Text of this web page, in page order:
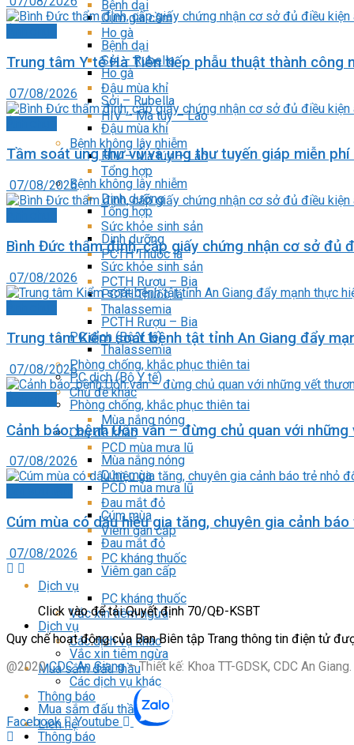
Bệnh dại
Ho gà
Sởi – Rubella
Đậu mùa khỉ
HIV – Ma túy – Lao
Bệnh không lây nhiễm
Tổng hợp
Dinh dưỡng
Sức khỏe sinh sản
PCTH Thuốc lá
PCTH Rượu – Bia
Thalassemia
PC dịch (Bộ Y tế)
Phòng chống, khắc phục thiên tai
Chủ đề khác
Mùa nắng nóng
PCD mùa mưa lũ
Cúm mùa
Đau mắt đỏ
Viêm gan cấp
PC kháng thuốc
Dịch vụ
Vắc xin tiêm ngừa
Các dịch vụ khác
Mua sắm đấu thầu
Thông báo
Liên hệ
Cúm gia cầm
Bệnh dại
Ho gà
Sởi – Rubella
Đậu mùa khỉ
HIV – Ma túy – Lao
Bệnh không lây nhiễm
Tổng hợp
Dinh dưỡng
Sức khỏe sinh sản
PCTH Thuốc lá
PCTH Rượu – Bia
Thalassemia
PC dịch (Bộ Y tế)
Phòng chống, khắc phục thiên tai
Chủ đề khác
Mùa nắng nóng
PCD mùa mưa lũ
Cúm mùa
Đau mắt đỏ
Viêm gan cấp
PC kháng thuốc
Dịch vụ
Vắc xin tiêm ngừa
Các dịch vụ khác
Mua sắm đấu thầu
Thông báo
Trung tâm Y tế Hà Tiên tiếp phẫu thuật thành công
07/08/2026
Tầm soát ung thư vú và ung thư tuyến giáp miễn
07/08/2026
Bình Đức thẩm định, cấp giấy chứng nhận cơ sở đủ
07/08/2026
Trung tâm Kiểm soát bệnh tật tỉnh An Giang đẩy
07/08/2026
Cảnh báo: bệnh Uốn ván – đừng chủ quan với
07/08/2026
Cúm mùa có dấu hiệu gia tăng, chuyên gia cảnh
07/08/2026
Click vào để tải Quyết định 70/QĐ-KSBT
Quy chế hoạt động của Ban Biên tập Trang thông tin điện tử
@2020CDC An Giang – Thiết kế: Khoa TT-GDSK, CDC An Giang.
Facebook Youtube